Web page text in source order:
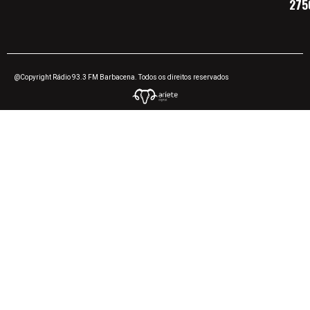
@Copyright Rádio 93.3 FM Barbacena. Todos os direitos reservados